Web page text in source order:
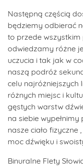
Następną częścią
będziemy odbierać
to przede
odwiedzamy różne
uczucia i tak jak w
naszą podróż
celu najróżniejszych
różnych miejsc i
gęstych warstw
na siebie
nasze ciało
moc dźwięku i
Binuralne Flety